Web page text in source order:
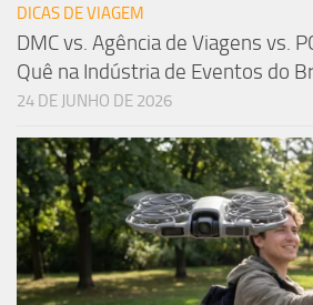
DICAS DE VIAGEM
DMC vs. Agência de Viagens vs.
Quê na Indústria de Eventos do
24 DE JUNHO DE 2026